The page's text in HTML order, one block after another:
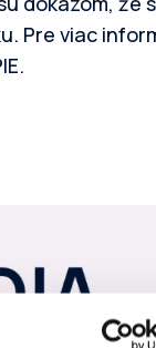
Pre viac